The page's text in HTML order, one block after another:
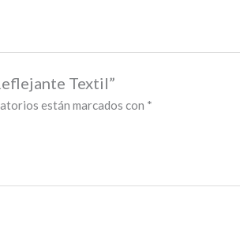
Textil”
están marcados con *